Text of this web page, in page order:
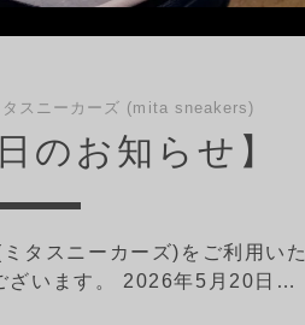
タスニーカーズ (mita sneakers)
のお知らせ】
タスニーカーズ)をご利用いた
ざいます。 2026年5月20日…